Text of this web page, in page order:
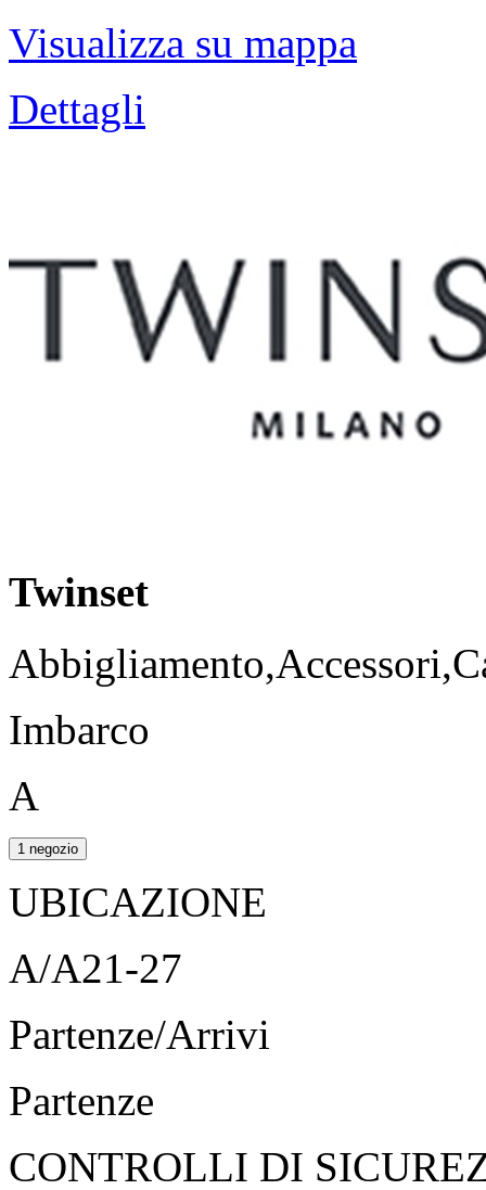
Visualizza su mappa
Dettagli
Twinset
Imbarco
A
1 negozio
UBICAZIONE
A/A21-27
Partenze/Arrivi
Partenze
CONTROLLI DI